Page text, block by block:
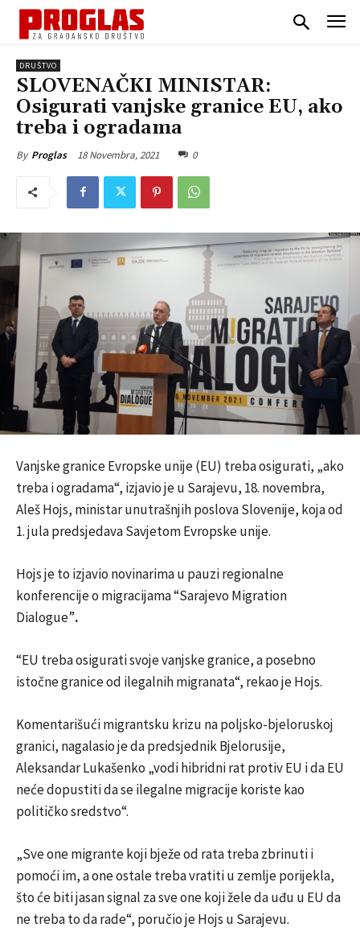
DRUŠTVO
SLOVENAČKI MINISTAR:
Osigurati vanjske granice EU, ako
treba i ogradama
By Proglas 18 Novembra, 2021 0
Vanjske granice Evropske unije (EU) treba osigurati, „ako
treba i ogradama“, izjavio je u Sarajevu, 18. novembra,
Aleš Hojs, ministar unutrašnjih poslova Slovenije, koja od
1. jula predsjedava Savjetom Evropske unije.
Hojs je to izjavio novinarima u pauzi regionalne
konferencije o migracijama “Sarajevo Migration
Dialogue”.
“EU treba osigurati svoje vanjske granice, a posebno
istočne granice od ilegalnih migranata“, rekao je Hojs.
Komentarišući migrantsku krizu na poljsko-bjeloruskoj
granici, nagalasio je da predsjednik Bjelorusije,
Aleksandar Lukašenko „vodi hibridni rat protiv EU i da EU
neće dopustiti da se ilegalne migracije koriste kao
političko sredstvo“.
„Sve one migrante koji bježe od rata treba zbrinuti i
pomoći im, a one ostale treba vratiti u zemlje porijekla,
što će biti jasan signal za sve one koji žele da uđu u EU da
ne treba to da rade“, poručio je Hojs u Sarajevu.